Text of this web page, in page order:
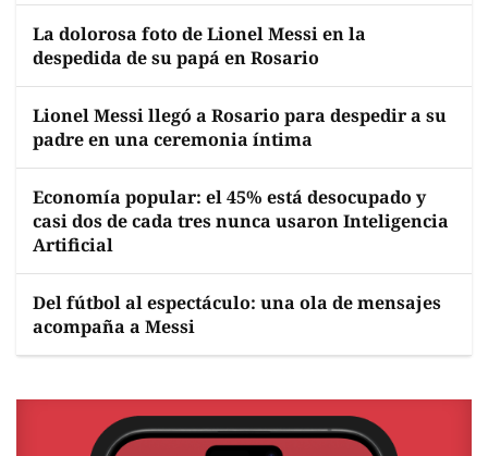
La dolorosa foto de Lionel Messi en la
despedida de su papá en Rosario
Lionel Messi llegó a Rosario para despedir a su
padre en una ceremonia íntima
Economía popular: el 45% está desocupado y
casi dos de cada tres nunca usaron Inteligencia
Artificial
Del fútbol al espectáculo: una ola de mensajes
acompaña a Messi